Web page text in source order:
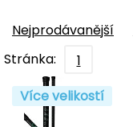
Nejprodávanější
Stránka:
1
Více velikostí